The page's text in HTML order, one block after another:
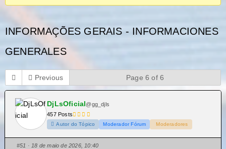
INFORMAÇÕES GERAIS - INFORMACIONES
GENERALES
Previous Page 6 of 6
DjLsOficial@gg_djls
457 Posts
Autor do Tópico Moderador Fórum Moderadores
#51 · 18 de maio de 2026, 10:40